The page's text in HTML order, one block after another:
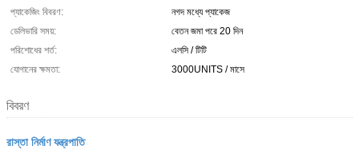
প্যাকেজিং বিবরণ:
নগদ মধ্যে প্যাকেজ
ডেলিভারি সময়:
বেতন জমা পরে 20 দিন
পরিশোধের শর্ত:
এলসি / টিটি
যোগানের ক্ষমতা:
3000UNITS / মাসে
বিবরণ
রাস্তা নির্মাণ যন্ত্রপাতি